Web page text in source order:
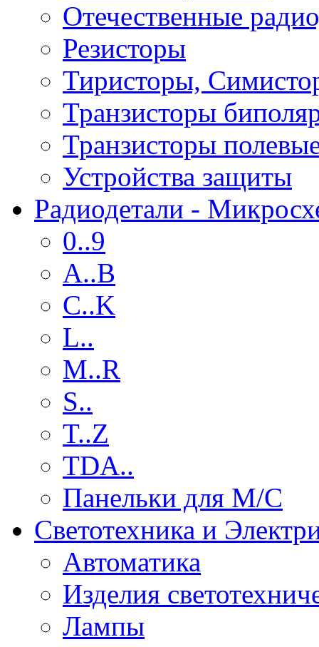
Отечественные
Резисторы
Тиристоры,
Транзисторы
Транзисторы
Устройства защиты
Радиодетали -
0..9
A..B
C..K
L..
M..R
S..
T..Z
TDA..
Панельки для М/С
Светотехника и
Автоматика
Изделия
Лампы